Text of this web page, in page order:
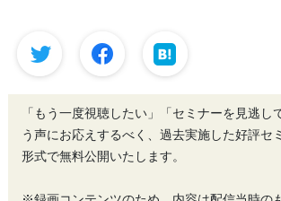
「もう一度視聴したい」「セミナーを見逃し
う声にお応えするべく、過去実施した好評セ
形式で無料公開いたします。